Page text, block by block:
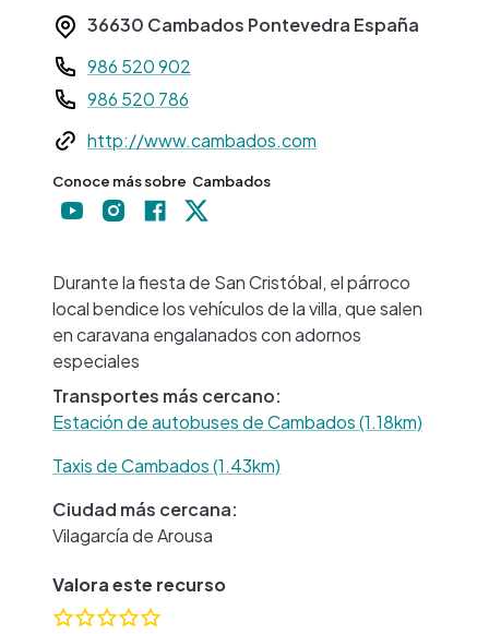
36630 Cambados Pontevedra España
Teléfono
986 520 902
986 520 786
Webhttp://www.cambados.com
Conoce más sobre Cambados
Durante la fiesta de San Cristóbal, el párroco
local bendice los vehículos de la villa, que salen
en caravana engalanados con adornos
especiales
Transportes más cercano:
Estación de autobuses de Cambados (1.18km)
Taxis de Cambados (1.43km)
Ciudad más cercana:
Vilagarcía de Arousa
Valora este recurso